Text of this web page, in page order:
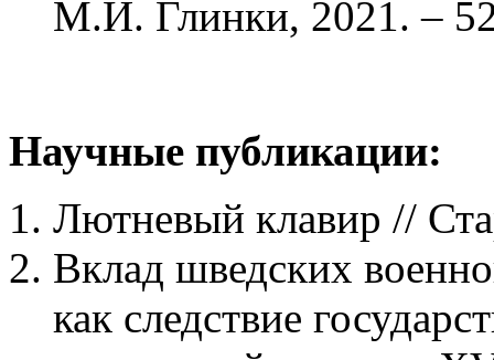
М.И. Глинки, 2021. –
Научные публикации:
Лютневый клавир //
Вклад шведских
как следствие